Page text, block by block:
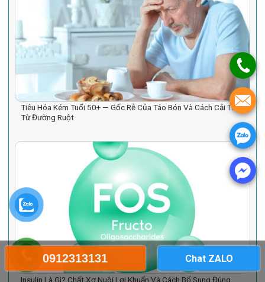
Tiêu Hóa Kém Tuổi 50+ — Gốc Rễ Của Táo Bón Và Cách Cải Thiện
Từ Đường Ruột
Insulin Là Gì? Chất Xơ Nuôi Lợi Khuẩn Và Cách Bổ Sung Đúng
0912313131 Chat ZALO